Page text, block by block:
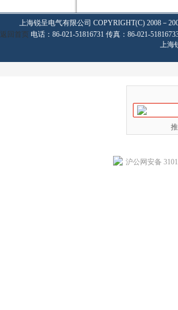
上海锐呈电气有限公司 COPYRIGHT(C) 2008－
返回首页 电话：86-021-51816731 传真：86-021-
上海
沪公网安备